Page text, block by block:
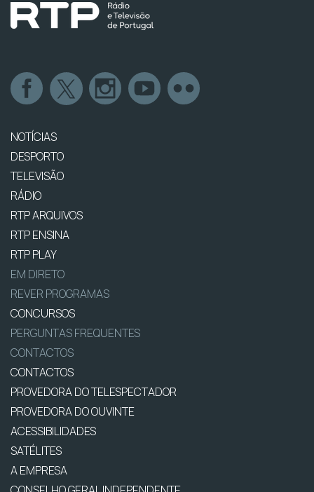
NOTÍCIAS
DESPORTO
TELEVISÃO
RÁDIO
RTP ARQUIVOS
RTP ENSINA
RTP PLAY
EM DIRETO
REVER PROGRAMAS
CONCURSOS
PERGUNTAS FREQUENTES
CONTACTOS
CONTACTOS
PROVEDORA DO TELESPECTADOR
PROVEDORA DO OUVINTE
ACESSIBILIDADES
SATÉLITES
A EMPRESA